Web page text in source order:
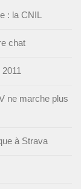
: la CNIL
chat
ne marche plus
à Strava